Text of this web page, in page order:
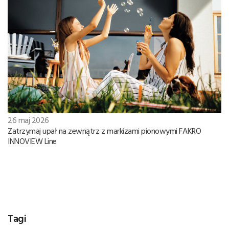
26 maj 2026
Zatrzymaj upał na zewnątrz z markizami pionowymi FAKRO
INNOVIEW Line
Tagi